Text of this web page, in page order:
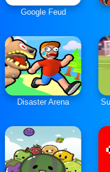
Google Feud
Disaster Arena